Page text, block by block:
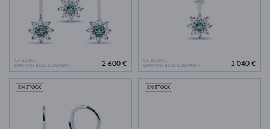
OR BLANC
DIAMANT BLEU & DIAMANT
2 600 €
OR BLANC
DIAMANT BLEU & DIAMANT
1 040 €
EN STOCK EN STOCK